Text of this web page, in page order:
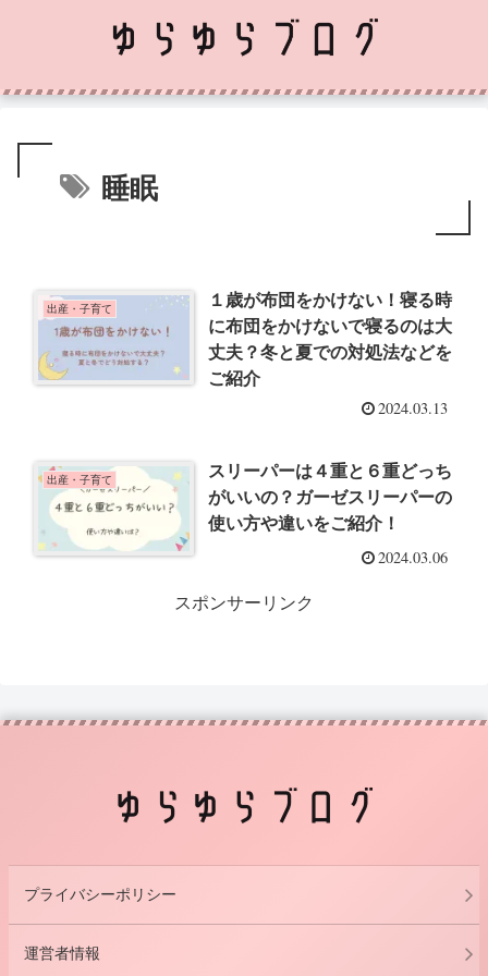
睡眠
出産・子育て
１歳が布団をかけない！寝る時
に布団をかけないで寝るのは大
丈夫？冬と夏での対処法などを
ご紹介
2024.03.13
出産・子育て
スリーパーは４重と６重どっち
がいいの？ガーゼスリーパーの
使い方や違いをご紹介！
2024.03.06
スポンサーリンク
プライバシーポリシー
運営者情報